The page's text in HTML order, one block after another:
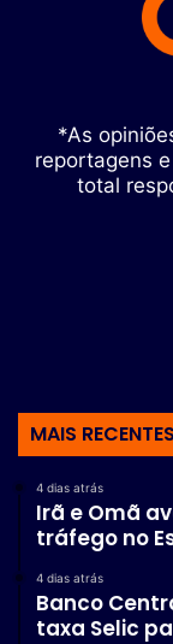
*As
reportagens
total
MAIS RECENTES
4 dias atrás
Irã e Omã
tráfego no
4 dias atrás
Banco
taxa Selic